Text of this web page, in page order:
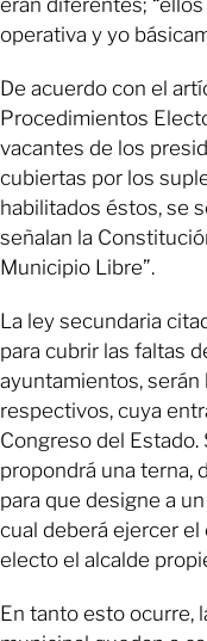
operativa y yo
De acuerdo con el
Procedimientos
vacantes de los
cubiertas por los
habilitados éstos, se
señalan la
Municipio Libre”.
La ley secundaria
para cubrir las faltas
ayuntamientos,
respectivos, cuya
Congreso del
propondrá una terna,
para que designe a
cual deberá ejercer
electo el alcalde
En tanto esto ocurre,